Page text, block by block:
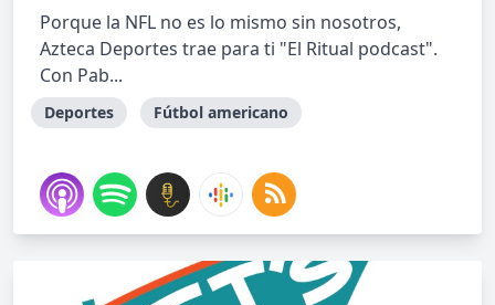
Porque la NFL no es lo mismo sin nosotros,
Azteca Deportes trae para ti "El Ritual podcast".
Con Pab...
Deportes Fútbol americano